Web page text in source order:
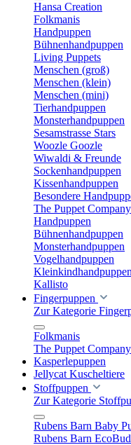
Hansa Creation
Folkmanis
Handpuppen
Bühnenhandpuppen
Living Puppets
Menschen (groß)
Menschen (klein)
Menschen (mini)
Tierhandpuppen
Monsterhandpuppen
Sesamstrasse Stars
Woozle Goozle
Wiwaldi & Freunde
Sockenhandpuppen
Kissenhandpuppen
Besondere
The Puppet Company
Handpuppen
Bühnenhandpuppen
Monsterhandpuppen
Vogelhandpuppen
Kleinkindhandpuppen
Kallisto
Fingerpuppen
Zur Kategorie
Folkmanis
The Puppet Company
Kasperlepuppen
Jellycat Kuscheltiere
Stoffpuppen
Zur Kategorie
Rubens Barn Baby
Rubens Barn